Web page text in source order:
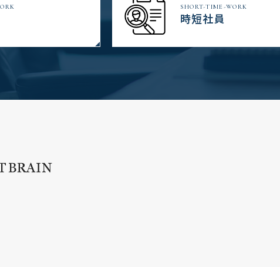
SHORT-TIME-WORK
時短社員